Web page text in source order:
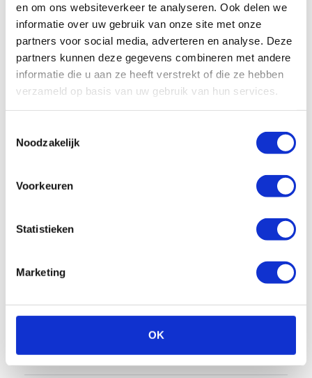
en om ons websiteverkeer te analyseren. Ook delen we
informatie over uw gebruik van onze site met onze
partners voor social media, adverteren en analyse. Deze
partners kunnen deze gegevens combineren met andere
informatie die u aan ze heeft verstrekt of die ze hebben
verzameld op basis van uw gebruik van hun services.
Noodzakelijk
Voorkeuren
Statistieken
Marketing
OK
All Algemeen Schade/onderhoud
Ons wagenpark Financieel Vragen vooraf
Facturatie
Hoe werkt facturatie bij Enterprise
Hoe controleren jullie de eindfactuur?
Ons wagenpark
Wat is jullie noodnummer?